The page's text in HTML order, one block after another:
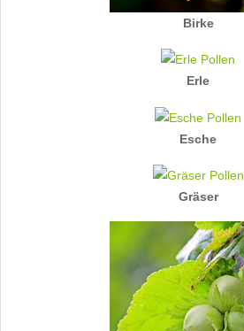
Birke
Erle
Esche
Gräser